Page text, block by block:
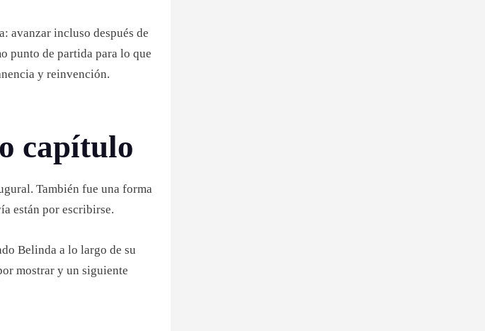
avanzar incluso después de
punto de partida para lo que
y reinvención.
capítulo
También fue una forma
están por escribirse.
Belinda a lo largo de su
mostrar y un siguiente